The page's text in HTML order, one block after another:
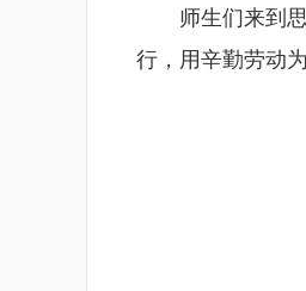
师生们来到
行，用辛勤劳动